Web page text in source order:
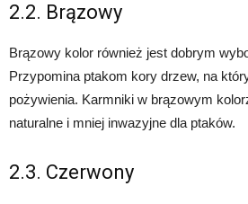
2.2. Brązowy
Brązowy kolor również jest dobrym
Przypomina ptakom kory drzew, na
pożywienia. Karmniki w brązowym
naturalne i mniej inwazyjne dla ptaków.
2.3. Czerwony